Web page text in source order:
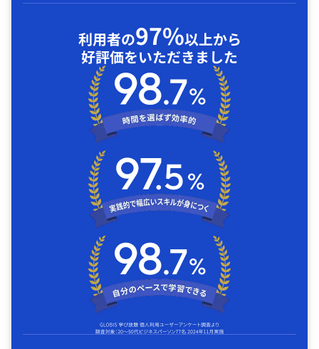
利用者の97%以上から
好評価をいただきました